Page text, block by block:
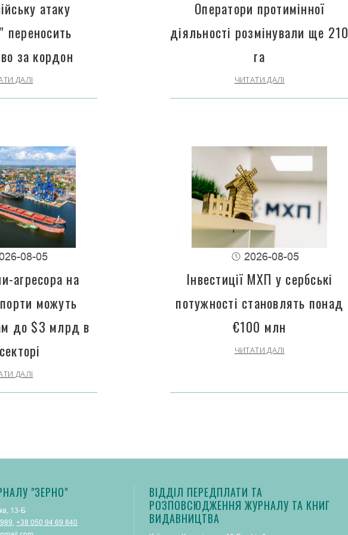
атаку
переносить
за кордон
ДАЛІ
Оператори протимінної
діяльності розмінували ще 210
га
ЧИТАТИ ДАЛІ
08-05
агресора на
можуть
до $3 млрд в
ДАЛІ
2026-08-05
Інвестиції МХП у сербські
потужності становлять понад
€100 млн
ЧИТАТИ ДАЛІ
"ЗЕРНО"
13-Б
,+38 050 94 69 840
ВІДДІЛ ПЕРЕДПЛАТИ ТА
РОЗПОВСЮДЖЕННЯ ЖУРНАЛУ ТА КНИГ
ВИДАВНИЦТВА